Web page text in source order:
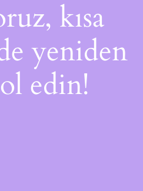
kısa
yeniden
edin!